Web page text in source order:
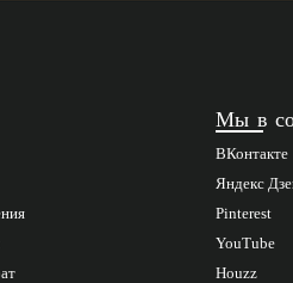
Мы в
ВКонтакте
Яндекс
Pinterest
YouTube
Houzz